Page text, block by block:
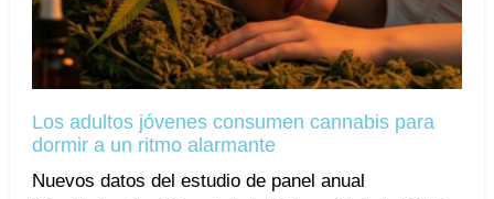
Los adultos jóvenes consumen cannabis para
dormir a un ritmo alarmante
Nuevos datos del estudio de panel anual